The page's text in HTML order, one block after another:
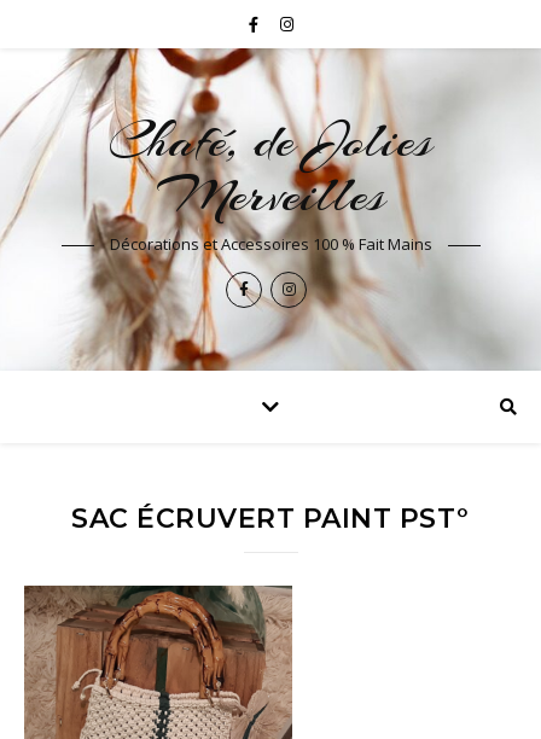
Chafé, de Jolies
Merveilles
Décorations et Accessoires 100 % Fait Mains
SAC ÉCRUVERT PAINT PST°